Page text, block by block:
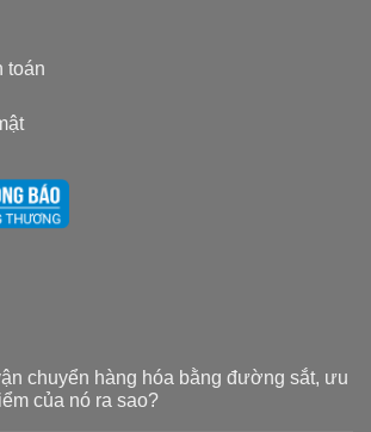
toán
chuyển hàng hóa bằng đường sắt, ưu
của nó ra sao?